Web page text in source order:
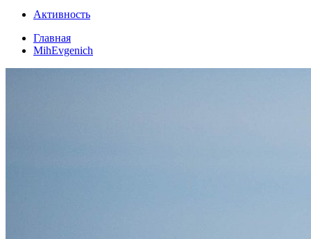
Активность
Главная
MihEvgenich